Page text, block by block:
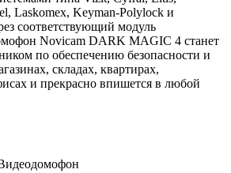
Laskomex, Keyman-Polylock и
соответствующий модуль
Novicam DARK MAGIC 4 станет
по обеспечению безопасности и
складах, квартирах,
и прекрасно впишется в любой